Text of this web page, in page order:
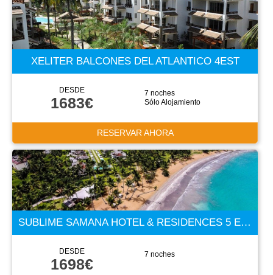
XELITER BALCONES DEL ATLANTICO 4EST
DESDE
1683€
7 noches
Sólo Alojamiento
RESERVAR AHORA
SUBLIME SAMANA HOTEL & RESIDENCES 5 ESTRELLAS
DESDE
1698€
7 noches